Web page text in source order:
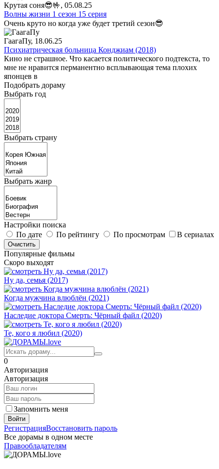
Крутая соня😎🤟, 05.08.25
Волны жизни 1 сезон 15 серия
Очень круто но когда уже будет третий сезон😎
ГаагаПу, 18.06.25
Психиатрическая больница Конджиам (2018)
Кино не страшное. Что касается политического подтекста, то
мне не нравится перманентно всплывающая тема плохих
японцев в
Подобрать дораму
Выбрать год
Выбрать страну
Выбрать жанр
Настройки поиска
По дате
По рейтингу По просмотрам В сериалах
Популярные фильмы
Скоро выходят
Ну да, семья (2017)
Когда мужчина влюблён (2021)
Наследие доктора Смерть: Чёрный файл (2020)
Те, кого я любил (2020)
0
Авторизация
Авторизация
Запомнить меня
Войти
РегистрацияВосстановить пароль
Все дорамы в одном месте
Правообладателям